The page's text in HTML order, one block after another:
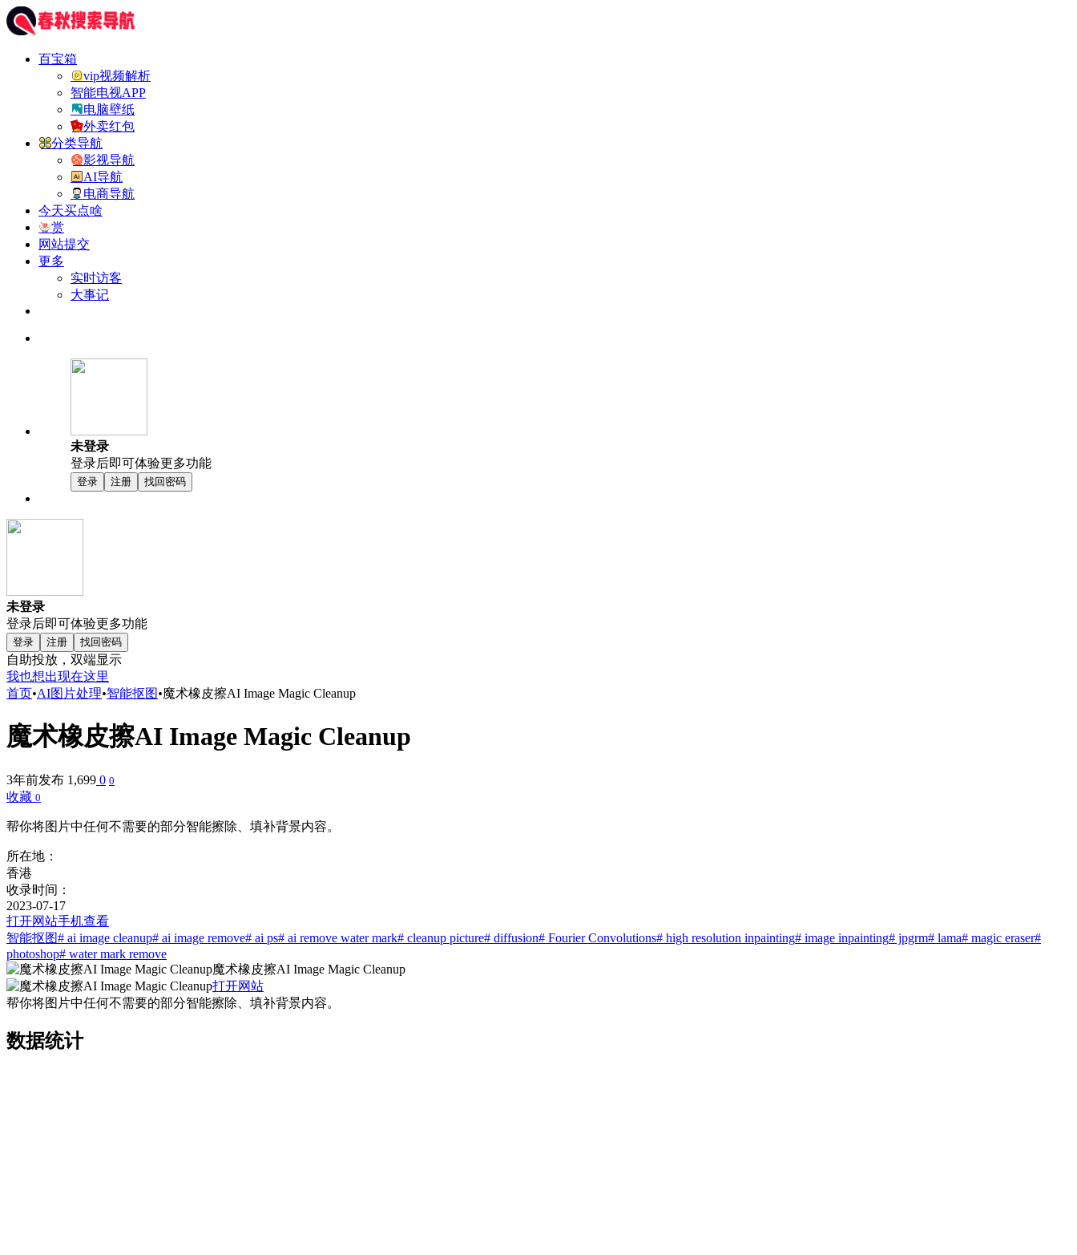
百宝箱
vip视频解析
智能电视APP
电脑壁纸
外卖红包
分类导航
影视导航
AI导航
电商导航
今天买点啥
赏
网站提交
更多
实时访客
大事记
未登录
登录后即可体验更多功能
登录 注册 找回密码
未登录
登录后即可体验更多功能
登录 注册 找回密码
自助投放，双端显示
我也想出现在这里
首页•AI图片处理•智能抠图•魔术橡皮擦AI Image Magic Cleanup
魔术橡皮擦AI Image Magic Cleanup
3年前发布 1,699 0 0
收藏 0
帮你将图片中任何不需要的部分智能擦除、填补背景内容。
所在地：
香港
收录时间：
2023-07-17
打开网站手机查看
智能抠图# ai image cleanup# ai image remove# ai ps# ai remove water mark# cleanup picture# diffusion# Fourier Convolutions# high resolution inpainting# image inpainting# jpgrm# lama# magic eraser#
photoshop# water mark remove
魔术橡皮擦AI Image Magic Cleanup
打开网站
帮你将图片中任何不需要的部分智能擦除、填补背景内容。
数据统计